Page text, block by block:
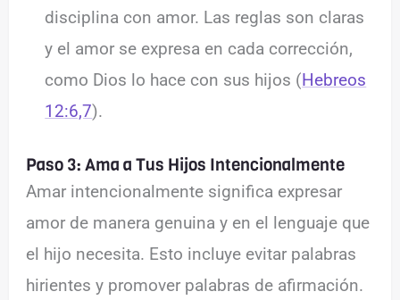
disciplina con amor. Las reglas son claras
y el amor se expresa en cada corrección,
como Dios lo hace con sus hijos (Hebreos
12:6,7).
Paso 3: Ama a Tus Hijos Intencionalmente
Amar intencionalmente significa expresar
amor de manera genuina y en el lenguaje que
el hijo necesita. Esto incluye evitar palabras
hirientes y promover palabras de afirmación.